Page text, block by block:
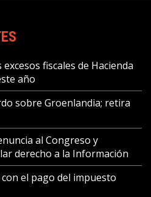
fiscales de Hacienda
año
sobre Groenlandia; retira
al Congreso y
derecho a la Información
el pago del impuesto